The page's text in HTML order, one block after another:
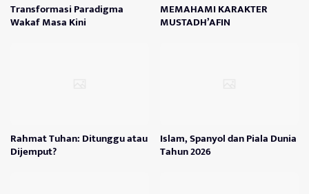
Transformasi Paradigma
Wakaf Masa Kini
MEMAHAMI KARAKTER
MUSTADH’AFIN
Rahmat Tuhan: Ditunggu atau
Dijemput?
Islam, Spanyol dan Piala Dunia
Tahun 2026